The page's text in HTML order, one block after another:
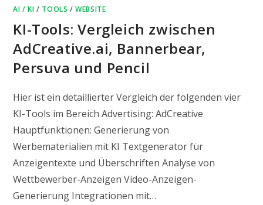
AI / KI / TOOLS /WEBSITE
KI-Tools: Vergleich zwischen
AdCreative.ai, Bannerbear,
Persuva und Pencil
Hier ist ein detaillierter Vergleich der folgenden vier
KI-Tools im Bereich Advertising: AdCreative
Hauptfunktionen: Generierung von
Werbematerialien mit KI Textgenerator für
Anzeigentexte und Überschriften Analyse von
Wettbewerber-Anzeigen Video-Anzeigen-
Generierung Integrationen mit…